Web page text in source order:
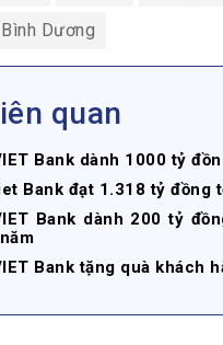
Dương
quan
Bank dành 1000 tỷ
Bank đạt 1.318 tỷ đồng
Bank dành 200 tỷ
Bank tặng quà khách